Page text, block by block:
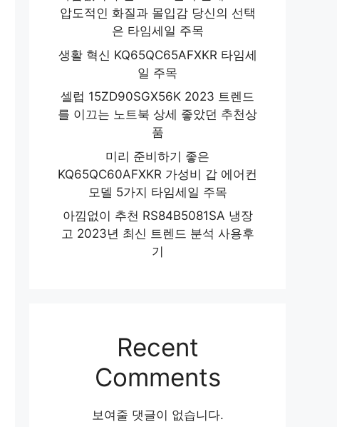
압도적인 화질과 몰입감 당신의 선택
은 타임세일 주목
생활 혁신 KQ65QC65AFXKR 타임세
일 주목
셀럽 15ZD90SGX56K 2023 트렌드
를 이끄는 노트북 상세 좋았던 추천상
품
미리 준비하기 좋은
KQ65QC60AFXKR 가성비 갑 에어컨
모델 5가지 타임세일 주목
아낌없이 추천 RS84B5081SA 냉장
고 2023년 최신 트렌드 분석 사용후
기
Recent
Comments
보여줄 댓글이 없습니다.